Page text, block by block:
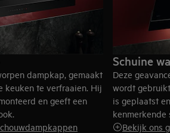
dampkap, gemaakt
keuken te verfraaien. Hij
en geeft een
Schuine
Deze
wordt
is geplaatst
kenmerkende
Bekijk ons